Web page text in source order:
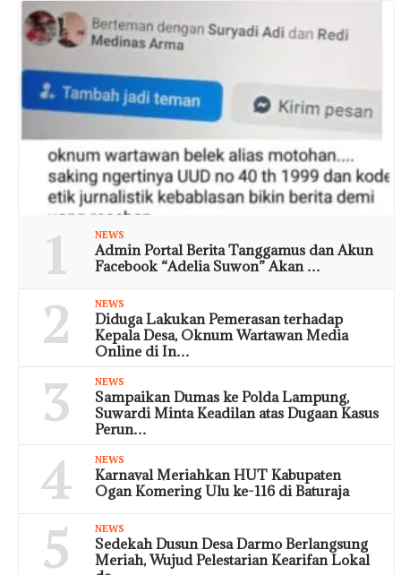
1 NEWS
Admin Portal Berita Tanggamus dan Akun
Facebook “Adelia Suwon” Akan …
2 NEWS
Diduga Lakukan Pemerasan terhadap
Kepala Desa, Oknum Wartawan Media
Online di In…
3 NEWS
Sampaikan Dumas ke Polda Lampung,
Suwardi Minta Keadilan atas Dugaan Kasus
Perun…
4 NEWS
Karnaval Meriahkan HUT Kabupaten
Ogan Komering Ulu ke-116 di Baturaja
5 NEWS
Sedekah Dusun Desa Darmo Berlangsung
Meriah, Wujud Pelestarian Kearifan Lokal